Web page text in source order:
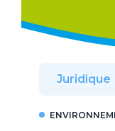
Juridique